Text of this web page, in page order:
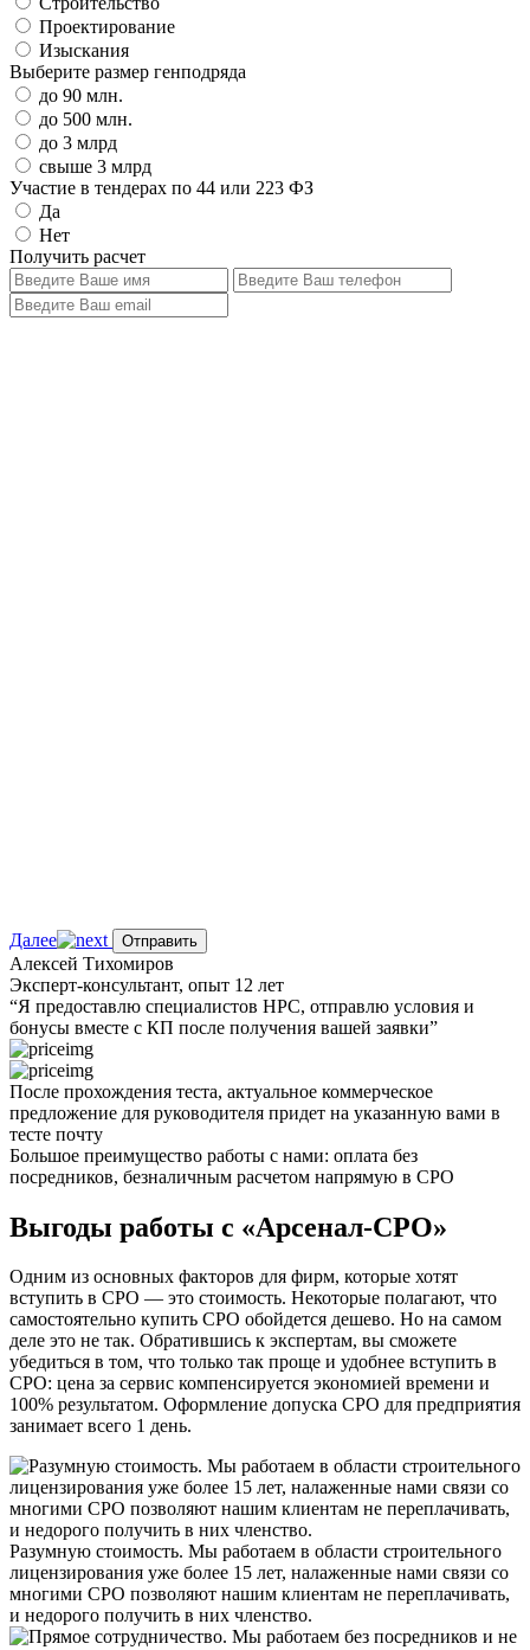
Проектирование
Изыскания
Выберите размер генподряда
до 90 млн.
до 500 млн.
до 3 млрд
свыше 3 млрд
Участие в тендерах по 44 или 223 ФЗ
Да
Нет
Получить расчет
Далее Отправить
Алексей Тихомиров
Эксперт-консультант, опыт 12 лет
“Я предоставлю специалистов НРС, отправлю условия и
бонусы вместе с КП после получения вашей заявки”
После прохождения теста, актуальное коммерческое
предложение для руководителя придет на указанную вами в
тесте почту
Большое преимущество работы с нами: оплата без
посредников, безналичным расчетом напрямую в СРО
Выгоды работы с «Арсенал-СРО»
Одним из основных факторов для фирм, которые хотят
вступить в СРО — это стоимость. Некоторые полагают, что
самостоятельно купить СРО обойдется дешево. Но на самом
деле это не так. Обратившись к экспертам, вы сможете
убедиться в том, что только так проще и удобнее вступить в
СРО: цена за сервис компенсируется экономией времени и
100% результатом. Оформление допуска СРО для предприятия
занимает всего 1 день.
Разумную стоимость. Мы работаем в области строительного
лицензирования уже более 15 лет, налаженные нами связи со
многими СРО позволяют нашим клиентам не переплачивать,
и недорого получить в них членство.